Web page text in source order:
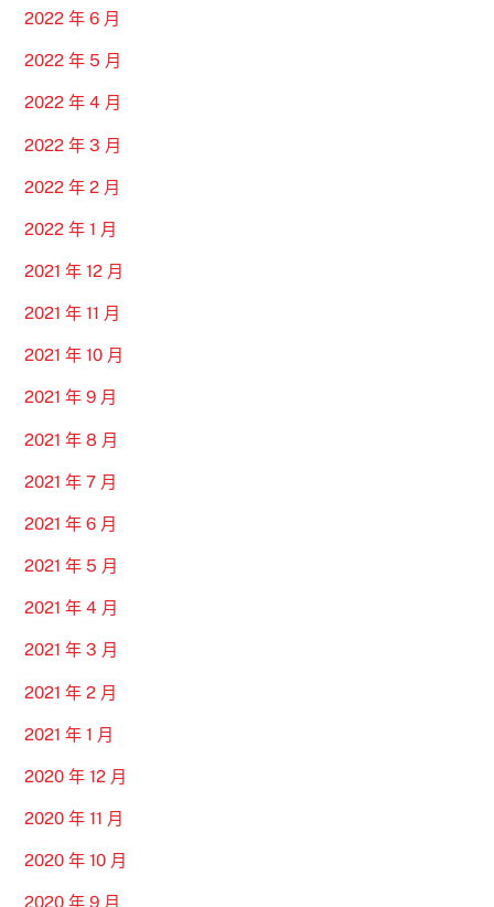
2022 年 6 月
2022 年 5 月
2022 年 4 月
2022 年 3 月
2022 年 2 月
2022 年 1 月
2021 年 12 月
2021 年 11 月
2021 年 10 月
2021 年 9 月
2021 年 8 月
2021 年 7 月
2021 年 6 月
2021 年 5 月
2021 年 4 月
2021 年 3 月
2021 年 2 月
2021 年 1 月
2020 年 12 月
2020 年 11 月
2020 年 10 月
2020 年 9 月